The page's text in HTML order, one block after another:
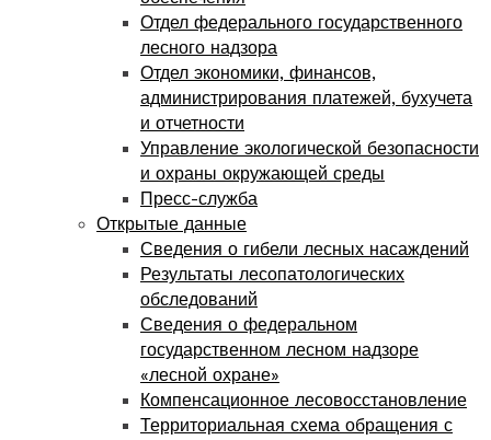
Отдел федерального государственного
лесного надзора
Отдел экономики, финансов,
администрирования платежей, бухучета
и отчетности
Управление экологической безопасности
и охраны окружающей среды
Пресс-служба
Открытые данные
Сведения о гибели лесных насаждений
Результаты лесопатологических
обследований
Сведения о федеральном
государственном лесном надзоре
«лесной охране»
Компенсационное лесовосстановление
Территориальная схема обращения с